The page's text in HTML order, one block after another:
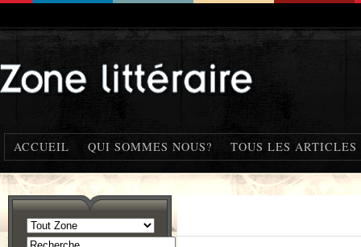
ACCUEIL QUI SOMMES NOUS? TOUS LES ARTICLES